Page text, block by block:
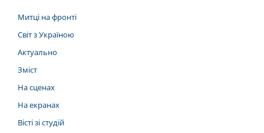
Митці на фронті
Світ з Україною
Актуально
Зміст
На сценах
На екранах
Вісті зі студій